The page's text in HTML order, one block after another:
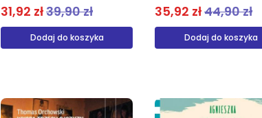
35,92 zł44,90 zł
Dodaj do koszyka
31,92 zł39,90 zł
Dodaj do koszyka